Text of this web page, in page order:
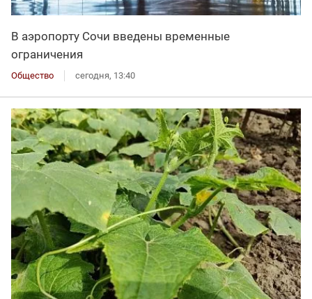
В аэропорту Сочи введены временные
ограничения
Общество сегодня, 13:40